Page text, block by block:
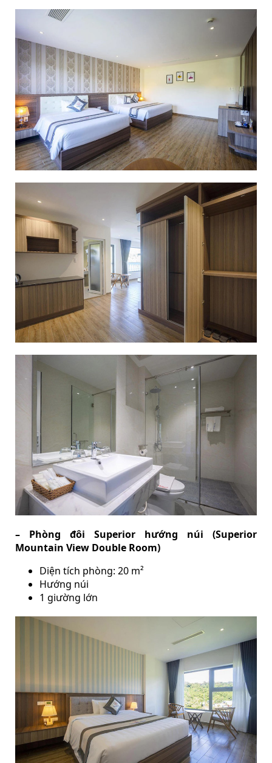
– Phòng đôi Superior hướng núi (Superior
Mountain View Double Room)
Diện tích phòng: 20 m²
Hướng núi
1 giường lớn